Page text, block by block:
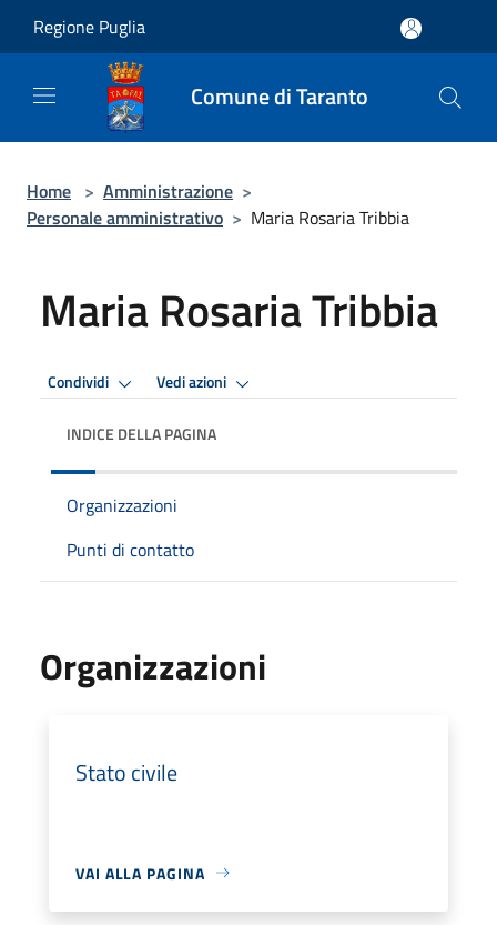
Regione Puglia
Comune di Taranto
Home > Amministrazione >
Personale amministrativo > Maria Rosaria Tribbia
Maria Rosaria Tribbia
Condividi Vedi azioni
INDICE DELLA PAGINA
Organizzazioni
Punti di contatto
Organizzazioni
Stato civile
VAI ALLA PAGINA